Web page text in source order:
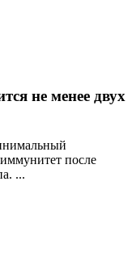
не менее двух
после
...